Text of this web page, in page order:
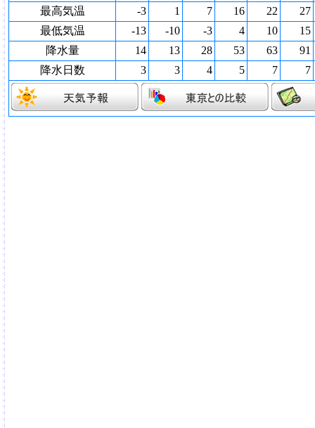
最高気温
-3 1 7 16 22
27
最低気温
-13 -10 -3 4 10
15
降水量
14 13 28 53 63
91
降水日数
3 3 4 5 7 7